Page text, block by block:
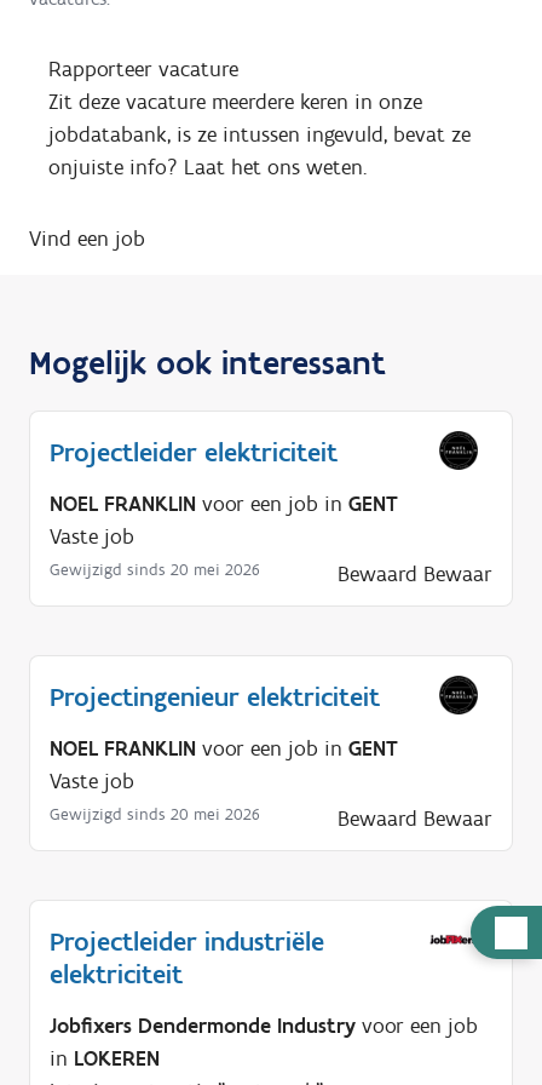
u
Rapporteer vacature
Zit deze vacature meerdere keren in onze
jobdatabank, is ze intussen ingevuld, bevat ze
onjuiste info? Laat het ons weten.
Vind een job
Mogelijk ook interessant
Projectleider elektriciteit
NOEL FRANKLIN voor een job in GENT
Vaste job
Gewijzigd sinds 20 mei 2026 Bewaard Bewaar
Projectingenieur elektriciteit
NOEL FRANKLIN voor een job in GENT
Vaste job
Gewijzigd sinds 20 mei 2026 Bewaard Bewaar
Projectleider industriële
elektriciteit
Jobfixers Dendermonde Industry voor een job
in LOKEREN